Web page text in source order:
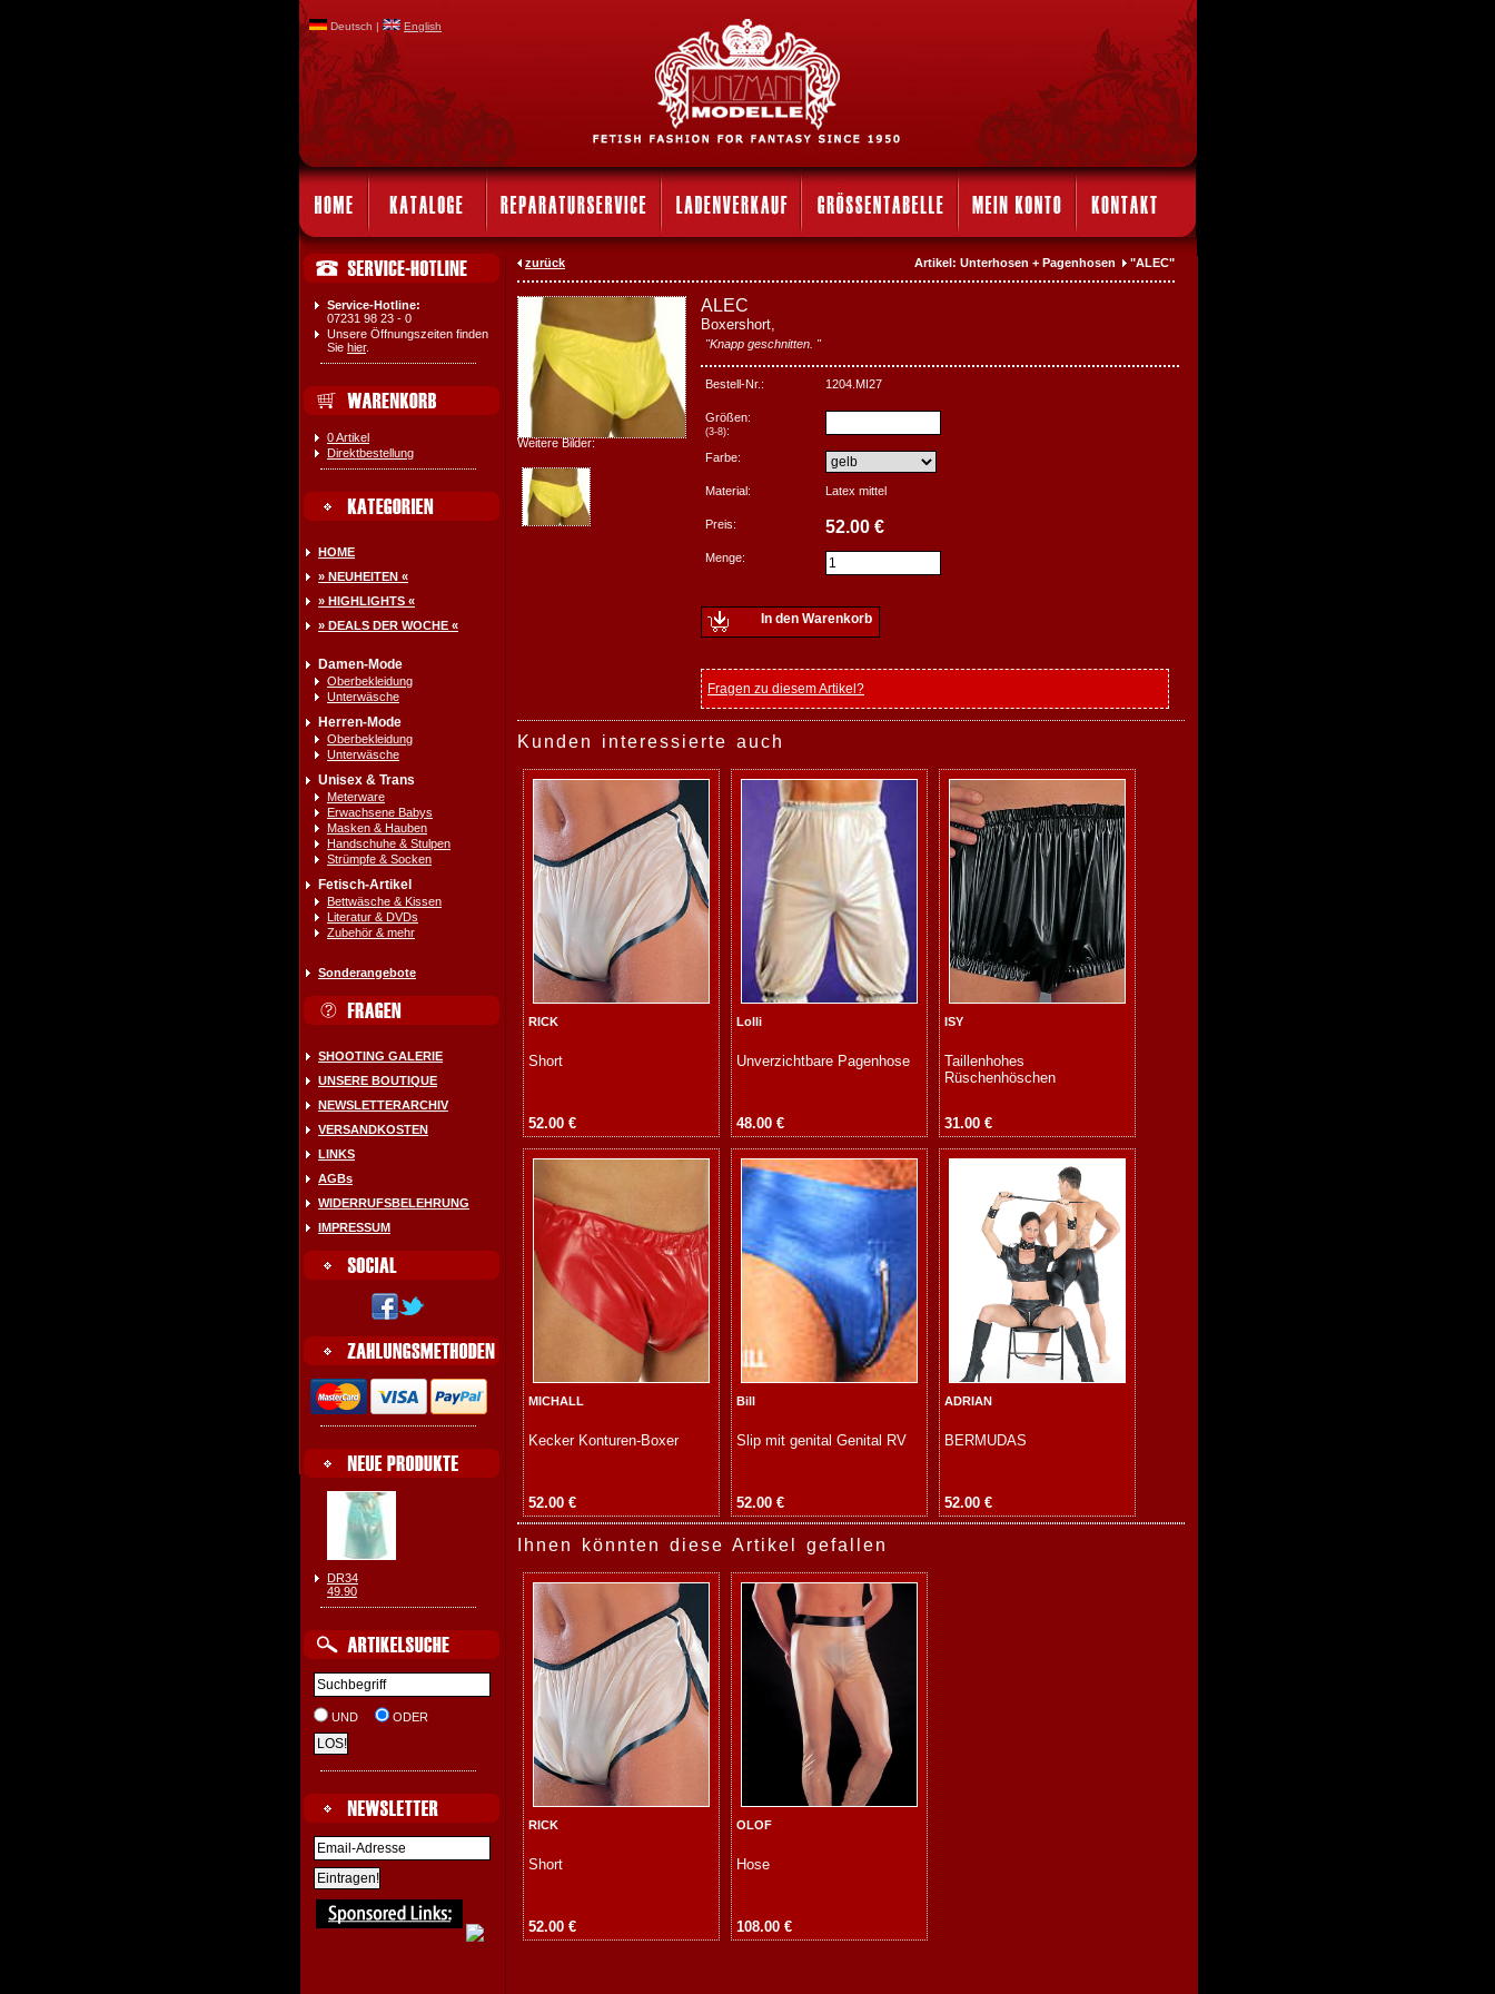
Deutsch | English
Service-Hotline:
07231 98 23 - 0
Unsere Öffnungszeiten finden
Sie hier.
0 Artikel
Direktbestellung
HOME
» NEUHEITEN «
» HIGHLIGHTS «
» DEALS DER WOCHE «
Damen-Mode
Oberbekleidung
Unterwäsche
Herren-Mode
Oberbekleidung
Unterwäsche
Unisex & Trans
Meterware
Erwachsene Babys
Masken & Hauben
Handschuhe & Stulpen
Strümpfe & Socken
Fetisch-Artikel
Bettwäsche & Kissen
Literatur & DVDs
Zubehör & mehr
Sonderangebote
SHOOTING GALERIE
UNSERE BOUTIQUE
NEWSLETTERARCHIV
VERSANDKOSTEN
LINKS
AGBs
WIDERRUFSBELEHRUNG
IMPRESSUM
DR34
49.90
UND ODER
zurück Artikel: Unterhosen + Pagenhosen "ALEC"
Weitere Bilder:
ALEC
Boxershort,
"Knapp geschnitten. "
Bestell-Nr.: 1204.MI27
Größen:
(3-8):
Farbe:
Material: Latex mittel
Preis: 52.00 €
Menge:
In den Warenkorb
Fragen zu diesem Artikel?
Kunden interessierte auch
RICK
Short
52.00 €
Lolli
Unverzichtbare Pagenhose
48.00 €
ISY
Taillenhohes
Rüschenhöschen
31.00 €
MICHALL
Kecker Konturen-Boxer
52.00 €
Bill
Slip mit genital Genital RV
52.00 €
ADRIAN
BERMUDAS
52.00 €
Ihnen könnten diese Artikel gefallen
RICK
Short
52.00 €
OLOF
Hose
108.00 €